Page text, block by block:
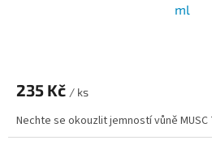
ml
235 Kč / ks
Nechte se okouzlit jemností vůně MUSC